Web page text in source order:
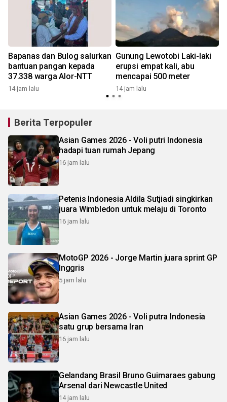
Bapanas dan Bulog salurkan
bantuan pangan kepada
37.338 warga Alor-NTT
14 jam lalu
Gunung Lewotobi Laki-laki
erupsi empat kali, abu
mencapai 500 meter
14 jam lalu
Berita Terpopuler
Asian Games 2026 - Voli putri Indonesia
hadapi tuan rumah Jepang
16 jam lalu
Petenis Indonesia Aldila Sutjiadi singkirkan
juara Wimbledon untuk melaju di Toronto
16 jam lalu
MotoGP 2026 - Jorge Martin juara sprint GP
Inggris
5 jam lalu
Asian Games 2026 - Voli putra Indonesia
satu grup bersama Iran
16 jam lalu
Gelandang Brasil Bruno Guimaraes gabung
Arsenal dari Newcastle United
14 jam lalu